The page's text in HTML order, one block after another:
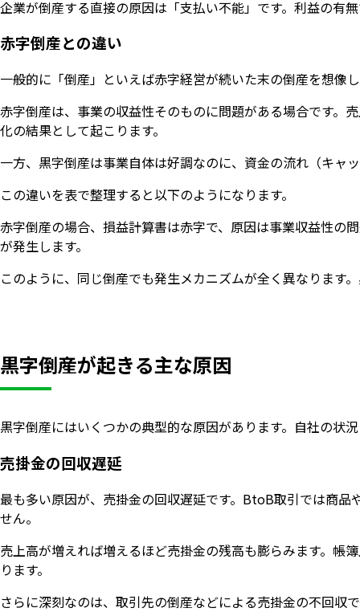
企業が倒産する直接の原因は「支払い不能」です。利益の有
赤字倒産との違い
一般的に「倒産」といえば赤字経営が続いた末の倒産を想像
赤字倒産は、事業の収益性そのものに問題がある場合です。
化の結果として起こります。
一方、黒字倒産は事業自体は好調なのに、資金の流れ（キャ
この違いを表で整理すると以下のようになります。
赤字倒産の場合、損益計算書は赤字で、原因は事業収益性の
が発生します。
このように、同じ倒産でも発生メカニズムが全く異なります
黒字倒産が起きる主な原因
黒字倒産にはいくつかの典型的な原因があります。自社の状
売掛金の回収遅延
最も多い原因が、売掛金の回収遅延です。BtoB取引では商
せん。
売上高が増えれば増えるほど売掛金の残高も膨らみます。帳
ります。
さらに深刻なのは、取引先の倒産などによる売掛金の不回収